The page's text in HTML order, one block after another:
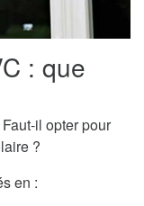
: que
il opter pour
?
en :